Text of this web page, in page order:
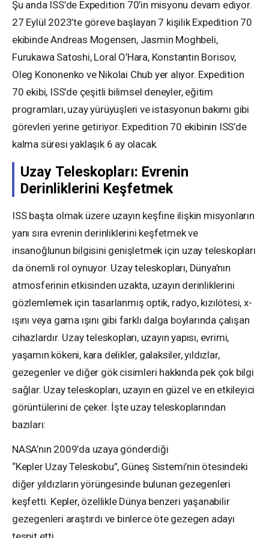
Şu anda ISS’de Expedition 70’in misyonu devam ediyor.
27 Eylül 2023’te göreve başlayan 7 kişilik Expedition 70
ekibinde Andreas Mogensen, Jasmin Moghbeli,
Furukawa Satoshi, Loral O’Hara, Konstantin Borisov,
Oleg Kononenko ve Nikolai Chub yer alıyor. Expedition
70 ekibi, ISS’de çeşitli bilimsel deneyler, eğitim
programları, uzay yürüyüşleri ve istasyonun bakımı gibi
görevleri yerine getiriyor. Expedition 70 ekibinin ISS’de
kalma süresi yaklaşık 6 ay olacak.
Uzay Teleskopları: Evrenin
Derinliklerini Keşfetmek
ISS başta olmak üzere uzayın keşfine ilişkin misyonların
yanı sıra evrenin derinliklerini keşfetmek ve
insanoğlunun bilgisini genişletmek için uzay teleskopları
da önemli rol oynuyor. Uzay teleskopları, Dünya’nın
atmosferinin etkisinden uzakta, uzayın derinliklerini
gözlemlemek için tasarlanmış optik, radyo, kızılötesi, x-
ışını veya gama ışını gibi farklı dalga boylarında çalışan
cihazlardır. Uzay teleskopları, uzayın yapısı, evrimi,
yaşamın kökeni, kara delikler, galaksiler, yıldızlar,
gezegenler ve diğer gök cisimleri hakkında pek çok bilgi
sağlar. Uzay teleskopları, uzayın en güzel ve en etkileyici
görüntülerini de çeker. İşte uzay teleskoplarından
bazıları:
NASA’nın 2009’da uzaya gönderdiği
“Kepler Uzay Teleskobu”, Güneş Sistemi’nin ötesindeki
diğer yıldızların yörüngesinde bulunan gezegenleri
keşfetti. Kepler, özellikle Dünya benzeri yaşanabilir
gezegenleri araştırdı ve binlerce öte gezegen adayı